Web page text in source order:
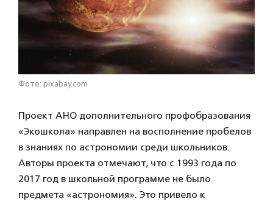
Фото: pixabay.com
Проект АНО дополнительного профобразования
«Экошкола» направлен на восполнение пробелов
в знаниях по астрономии среди школьников.
Авторы проекта отмечают, что с 1993 года по
2017 год в школьной программе не было
предмета «астрономия». Это привело к